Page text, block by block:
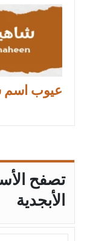
عيوب اسم
تصفح
الأبجدية